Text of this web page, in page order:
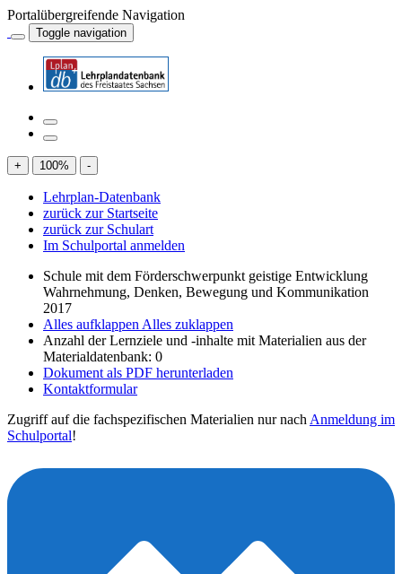
Portalübergreifende Navigation
Toggle navigation
+ 100% -
Lehrplan-Datenbank
zurück zur Startseite
zurück zur Schulart
Im Schulportal anmelden
Schule mit dem Förderschwerpunkt geistige Entwicklung
Wahrnehmung, Denken, Bewegung und Kommunikation
2017
Alles aufklappen Alles zuklappen
Anzahl der Lernziele und -inhalte mit Materialien aus der
Materialdatenbank: 0
Dokument als PDF herunterladen
Kontaktformular
Zugriff auf die fachspezifischen Materialien nur nach Anmeldung im
Schulportal!